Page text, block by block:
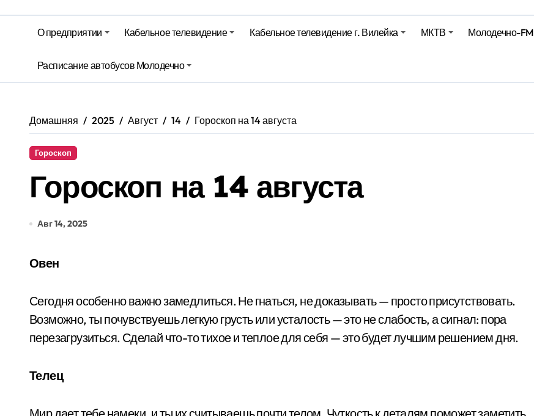
На юге – зной, на севере – град. Синоптики рассказали о погоде на сегодня
Гороскоп на 6 августа
Молодечно. Новости время местное – 05 08 2026
Молодечно. Новости время местное – 07 08 20
О предприятии Кабельное телевидение Кабельное телевидение г. Вилейка МКТВ Молодечно-FM
Расписание автобусов Молодечно
Домашняя 2025 Август 14 Гороскоп на 14 августа
Гороскоп
Гороскоп на 14 августа
Авг 14, 2025
Овен
Сегодня особенно важно замедлиться. Не гнаться, не доказывать — просто присутствовать.
Возможно, ты почувствуешь легкую грусть или усталость — это не слабость, а сигнал: пора
перезагрузиться. Сделай что-то тихое и теплое для себя — это будет лучшим решением дня.
Телец